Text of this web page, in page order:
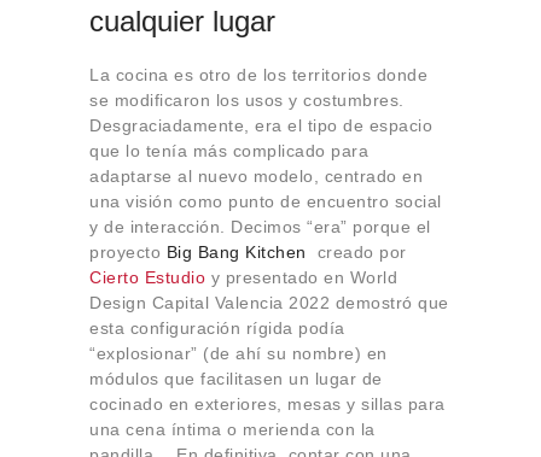
cualquier lugar
La cocina es otro de los territorios donde
se modificaron los usos y costumbres.
Desgraciadamente, era el tipo de espacio
que lo tenía más complicado para
adaptarse al nuevo modelo, centrado en
una visión como punto de encuentro social
y de interacción. Decimos “era” porque el
proyecto Big Bang Kitchen creado por
Cierto Estudio y presentado en World
Design Capital Valencia 2022 demostró que
esta configuración rígida podía
“explosionar” (de ahí su nombre) en
módulos que facilitasen un lugar de
cocinado en exteriores, mesas y sillas para
una cena íntima o merienda con la